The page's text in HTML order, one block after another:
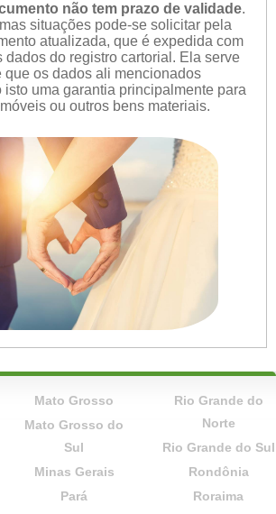
não tem prazo de validade.
situações pode-se solicitar pela
atualizada, que é expedida com
dados do registro cartorial. Ela serve
que os dados ali mencionados
isto uma garantia principalmente para
ou outros bens materiais.
Mato Grosso
Mato Grosso do
Sul
Minas Gerais
Pará
Rio Grande do
Norte
Rio Grande do Sul
Rondônia
Roraima